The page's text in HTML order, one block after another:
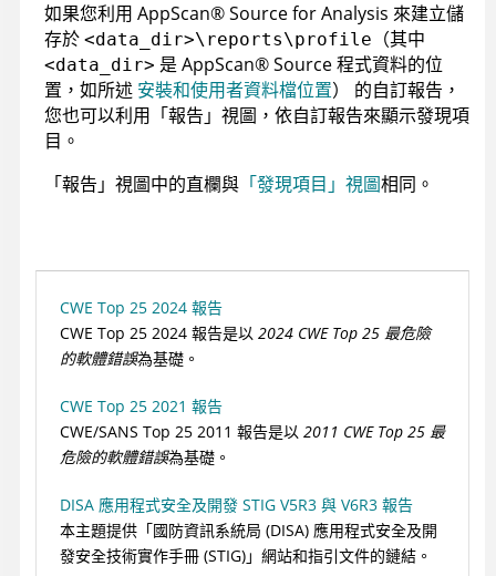
如果您利用 AppScan®Source for Analysis 來建立儲
存於 <data_dir>\reports\profile （其中
<data_dir> 是 AppScan®Source程式資料的位
置，如所述 安裝和使用者資料檔位置）
的自訂報告，
您也可以利用「報告」視圖，依自訂報告來顯示發現項
目。
「報告」視圖中的直欄與 「發現項目」視圖相同。
CWE Top 25 2024 報告
CWE Top 25 2024 報告是以 2024 CWE Top 25 最危險
的軟體錯誤為基礎。
CWE Top 25 2021 報告
CWE/SANS Top 25 2011 報告是以 2011 CWE Top 25 最
危險的軟體錯誤為基礎。
DISA 應用程式安全及開發 STIG V5R3 與 V6R3 報告
本主題提供「國防資訊系統局 (DISA) 應用程式安全及開
發安全技術實作手冊 (STIG)」網站和指引文件的鏈結。